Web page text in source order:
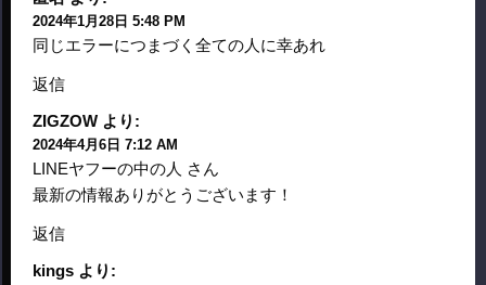
2024年1月28日 5:48 PM
同じエラーにつまづく全ての人に幸あれ
返信
ZIGZOW より:
2024年4月6日 7:12 AM
LINEヤフーの中の人 さん
最新の情報ありがとうございます！
返信
kings より: